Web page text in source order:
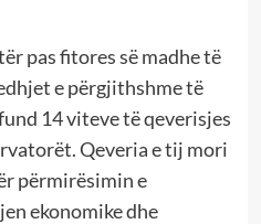
pas fitores së madhe të
e përgjithshme të
14 viteve të qeverisjes
Qeveria e tij mori
përmirësimin e
ekonomike dhe